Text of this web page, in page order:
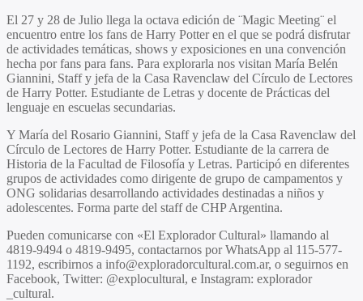
El 27 y 28 de Julio llega la octava edición de ¨Magic Meeting¨ el
encuentro entre los fans de Harry Potter en el que se podrá disfrutar
de actividades temáticas, shows y exposiciones en una convención
hecha por fans para fans. Para explorarla nos visitan María Belén
Giannini, Staff y jefa de la Casa Ravenclaw del Círculo de Lectores
de Harry Potter. Estudiante de Letras y docente de Prácticas del
lenguaje en escuelas secundarias.
Y María del Rosario Giannini, Staff y jefa de la Casa Ravenclaw del
Círculo de Lectores de Harry Potter. Estudiante de la carrera de
Historia de la Facultad de Filosofía y Letras. Participó en diferentes
grupos de actividades como dirigente de grupo de campamentos y
ONG solidarias desarrollando actividades destinadas a niños y
adolescentes. Forma parte del staff de CHP Argentina.
Pueden comunicarse con «El Explorador Cultural» llamando al
4819-9494 o 4819-9495, contactarnos por WhatsApp al 115-577-
1192, escribirnos a info@exploradorcultural.com.ar, o seguirnos en
Facebook, Twitter: @explocultural, e Instagram: explorador
_cultural.